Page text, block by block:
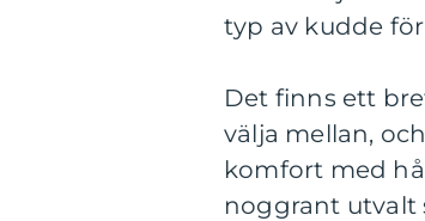
typ av kudde
Det finns ett
välja mellan,
komfort med
noggrant utvalt